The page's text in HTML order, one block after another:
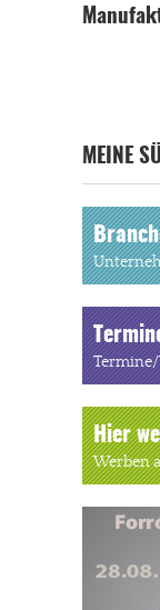
MEINE
Hier
Werben